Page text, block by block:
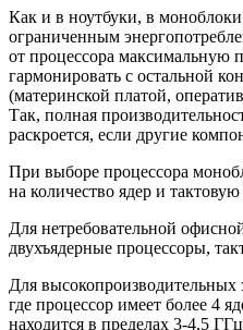
Как и в ноутбуки, в
ограниченным
от процессора максимальную
гармонировать с остальной
(материнской платой,
Так, полная
раскроется, если другие
При выборе процессора
на количество ядер и тактовую
Для нетребовательной
двухъядерные процессоры,
Для высокопроизводительных
где процессор имеет более 4
находится в пределах 3-4,5